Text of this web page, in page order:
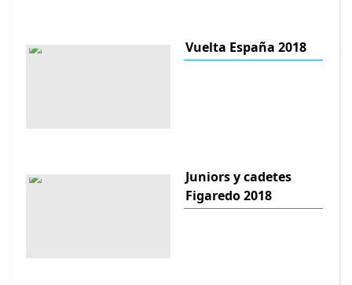
Vuelta España 2018
Juniors y cadetes
Figaredo 2018